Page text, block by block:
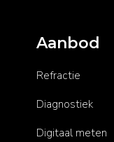
Aanbod
Refractie
Diagnostiek
Digitaal meten